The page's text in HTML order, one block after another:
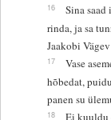
16
Sina
rinda, ja sa
Jaakobi
17
Vase
hõbedat,
panen su
18
Ei kuuldu